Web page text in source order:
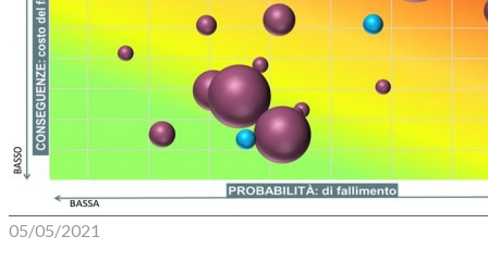
05/05/2021